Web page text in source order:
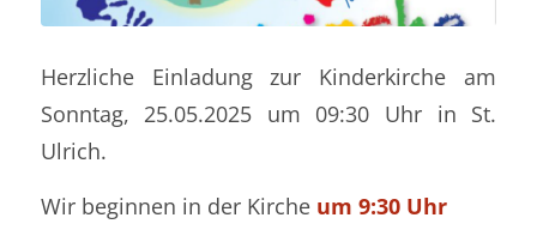
Herzliche Einladung zur Kinderkirche am
Sonntag, 25.05.2025 um 09:30 Uhr in St.
Ulrich.
Wir beginnen in der Kirche um 9:30 Uhr